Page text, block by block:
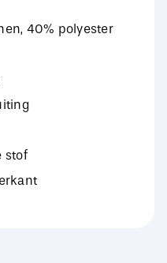
40% polyester
stof